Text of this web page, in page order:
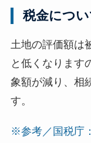
税金につ
土地の評価額は
と低くなります
象額が減り、相
す。
※参考／国税庁